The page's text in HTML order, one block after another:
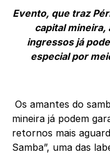
Evento, que traz
capital mineira,
ingressos já
especial por
Os amantes do
mineira já podem
retornos mais
Samba”, uma das